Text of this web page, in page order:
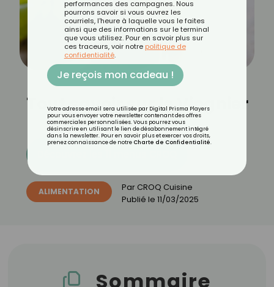
Tout savoir sur le Viognier
ALIMENTATION Par CROQ Cuisine
Publié le 11/03/2025
Sommaire
performances des campagnes. Nous
pourrons savoir si vous ouvrez les
courriels, l'heure à laquelle vous le faites
ainsi que des informations sur le terminal
que vous utilisez. Pour en savoir plus sur
ces traceurs, voir notre politique de
confidentialité.
Je reçois mon cadeau !
Votre adresse email sera utilisée par Digital Prisma Players
pour vous envoyer votre newsletter contenant des offres
commerciales personnalisées. Vous pourrez vous
désinscrire en utilisant le lien de désabonnement intégré
dans la newsletter. Pour en savoir plus et exercer vos droits,
prenez connaissance de notre Charte de Confidentialité.